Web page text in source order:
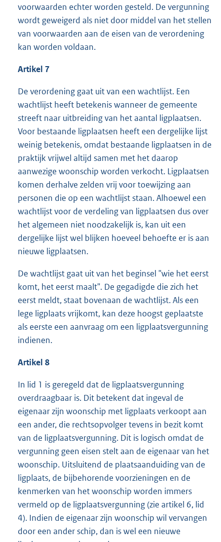
voorwaarden echter worden gesteld. De vergunning
wordt geweigerd als niet door middel van het stellen
van voorwaarden aan de eisen van de verordening
kan worden voldaan.
Artikel 7
De verordening gaat uit van een wachtlijst. Een
wachtlijst heeft betekenis wanneer de gemeente
streeft naar uitbreiding van het aantal ligplaatsen.
Voor bestaande ligplaatsen heeft een dergelijke lijst
weinig betekenis, omdat bestaande ligplaatsen in de
praktijk vrijwel altijd samen met het daarop
aanwezige woonschip worden verkocht. Ligplaatsen
komen derhalve zelden vrij voor toewijzing aan
personen die op een wachtlijst staan. Alhoewel een
wachtlijst voor de verdeling van ligplaatsen dus over
het algemeen niet noodzakelijk is, kan uit een
dergelijke lijst wel blijken hoeveel behoefte er is aan
nieuwe ligplaatsen.
De wachtlijst gaat uit van het beginsel "wie het eerst
komt, het eerst maalt". De gegadigde die zich het
eerst meldt, staat bovenaan de wachtlijst. Als een
lege ligplaats vrijkomt, kan deze hoogst geplaatste
als eerste een aanvraag om een ligplaatsvergunning
indienen.
Artikel 8
In lid 1 is geregeld dat de ligplaatsvergunning
overdraagbaar is. Dit betekent dat ingeval de
eigenaar zijn woonschip met ligplaats verkoopt aan
een ander, die rechtsopvolger tevens in bezit komt
van de ligplaatsvergunning. Dit is logisch omdat de
vergunning geen eisen stelt aan de eigenaar van het
woonschip. Uitsluitend de plaatsaanduiding van de
ligplaats, de bijbehorende voorzieningen en de
kenmerken van het woonschip worden immers
vermeld op de ligplaatsvergunning (zie artikel 6, lid
4). Indien de eigenaar zijn woonschip wil vervangen
door een ander schip, dan is wel een nieuwe